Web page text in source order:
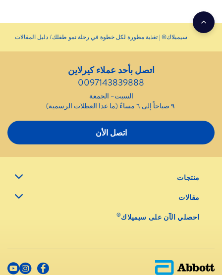
سيميلاك® | تغذية مطورة لكل خطوة في رحلة نمو طفلك دليل المقالات
اتصل بأحد عملاء كيرلاين
0097143839888
السبت– الجمعة
اتصل الأن
منتجات
مقالات
احصلي الآن على سيميلاك®